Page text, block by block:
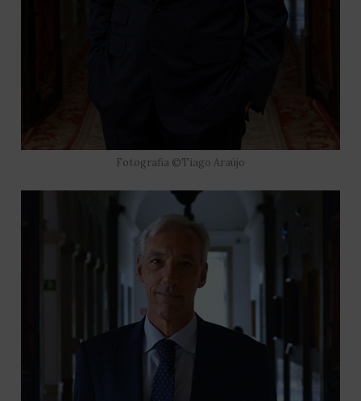
Fotografia ©Tiago Araújo